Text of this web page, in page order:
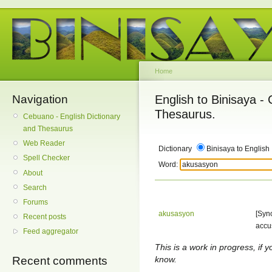
Navigation
Cebuano - English Dictionary
and Thesaurus
Web Reader
Spell Checker
About
Search
Forums
Recent posts
Feed aggregator
Recent comments
Home
English to Binisaya -
Thesaurus.
Dictionary
Binisaya to English
Word:
akusasyon
This is a work in progress, if
know.